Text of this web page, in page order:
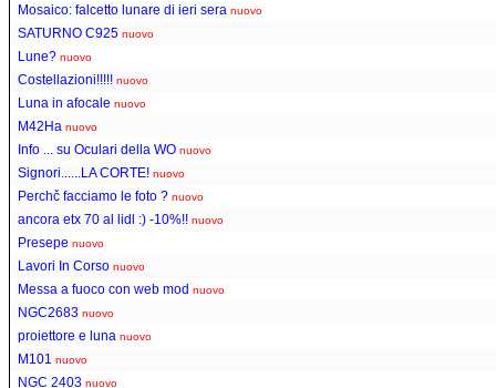
Mosaico: falcetto lunare di ieri sera nuovo
SATURNO C925 nuovo
Lune? nuovo
Costellazioni!!!!! nuovo
Luna in afocale nuovo
M42Ha nuovo
Info ... su Oculari della WO nuovo
Signori......LA CORTE! nuovo
Perchč facciamo le foto ? nuovo
ancora etx 70 al lidl :) -10%!! nuovo
Presepe nuovo
Lavori In Corso nuovo
Messa a fuoco con web mod nuovo
NGC2683 nuovo
proiettore e luna nuovo
M101 nuovo
NGC 2403 nuovo